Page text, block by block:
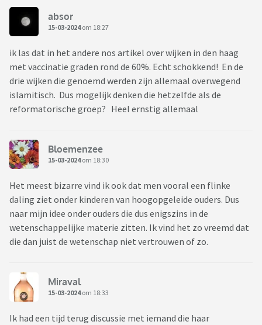
hoeft niet meer gegeven te worden omdat we pokken
hebben uitgeroeid. Hoera!
In wel parallel universum leef je als je besluit tot niet
vaccineren?
absor
15-03-2024om 18:27
ik las dat in het andere nos artikel over wijken in den haag
met vaccinatie graden rond de 60%. Echt schokkend! En de
drie wijken die genoemd werden zijn allemaal overwegend
islamitisch. Dus mogelijk denken die hetzelfde als de
reformatorische groep? Heel ernstig allemaal
Bloemenzee
15-03-2024om 18:30
Het meest bizarre vind ik ook dat men vooral een flinke
daling ziet onder kinderen van hoogopgeleide ouders. Dus
naar mijn idee onder ouders die dus enigszins in de
wetenschappelijke materie zitten. Ik vind het zo vreemd dat
die dan juist de wetenschap niet vertrouwen of zo.
Miraval
15-03-2024om 18:33
Ik had een tijd terug discussie met iemand die haar